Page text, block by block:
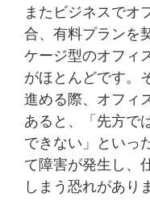
またビジネスでオ
合、有料プランを
ケージ型のオフィ
がほとんどです。
進める際、オフィ
あると、「先方で
できない」といっ
て障害が発生し、
しまう恐れがあり